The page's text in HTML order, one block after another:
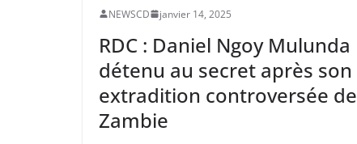
NEWSCD janvier 14, 2025
RDC : Daniel Ngoy Mulunda
détenu au secret après son
extradition controversée de
Zambie